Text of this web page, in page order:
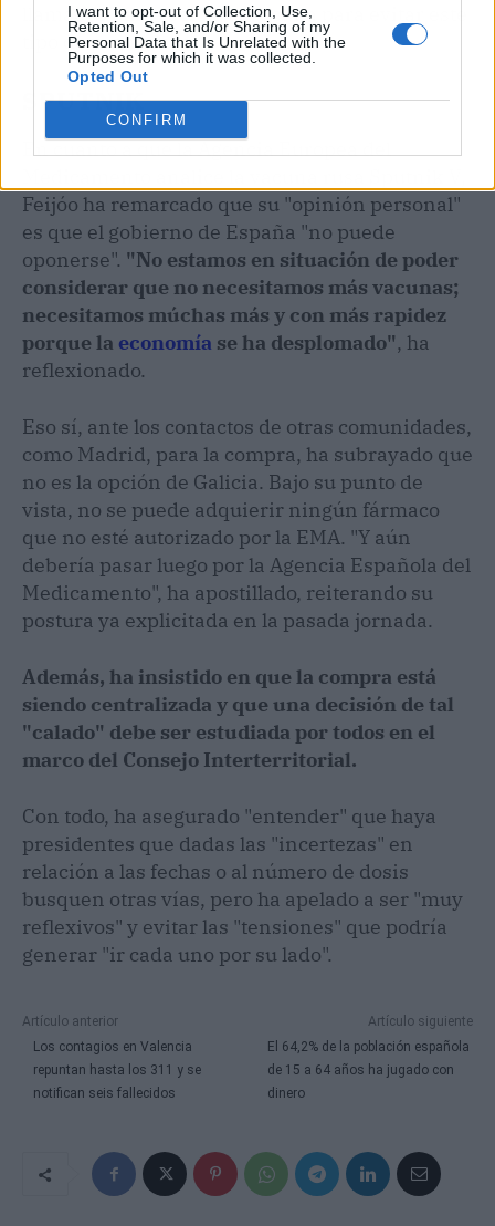
I want to opt-out of Collection, Use,
Retention, Sale, and/or Sharing of my
Personal Data that Is Unrelated with the
Purposes for which it was collected.
Opted Out
CONFIRM
llamados para recibir la vacuna para evitar este
tipo de problemas.
SPUTNIK
En cuanto a que la Agencia Europea del
Feijóo ha remarcado que su "opinión personal"
es que el gobierno de España "no puede
oponerse". "No estamos en situación de poder
considerar que no necesitamos más vacunas;
necesitamos múchas más y con más rapidez
porque la economía se ha desplomado", ha
reflexionado.
Eso sí, ante los contactos de otras comunidades,
como Madrid, para la compra, ha subrayado que
no es la opción de Galicia. Bajo su punto de
vista, no se puede adquierir ningún fármaco
que no esté autorizado por la EMA. "Y aún
debería pasar luego por la Agencia Española del
Medicamento", ha apostillado, reiterando su
postura ya explicitada en la pasada jornada.
Además, ha insistido en que la compra está
siendo centralizada y que una decisión de tal
"calado" debe ser estudiada por todos en el
marco del Consejo Interterritorial.
Con todo, ha asegurado "entender" que haya
presidentes que dadas las "incertezas" en
relación a las fechas o al número de dosis
busquen otras vías, pero ha apelado a ser "muy
reflexivos" y evitar las "tensiones" que podría
generar "ir cada uno por su lado".
Artículo anterior
Los contagios en Valencia
repuntan hasta los 311 y se
notifican seis fallecidos
Artículo siguiente
El 64,2% de la población española
de 15 a 64 años ha jugado con
dinero